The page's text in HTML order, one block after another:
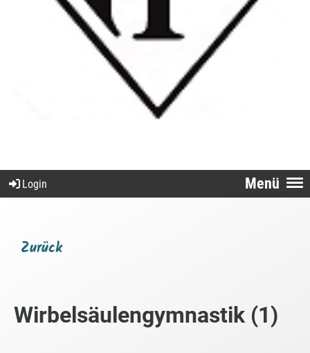
Menü
Login
Zurück
Wirbelsäulengymnastik (1)